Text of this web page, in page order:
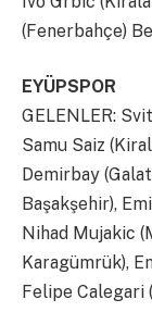
(Fenerbahçe)
EYÜPSPOR
GELENLER:
Samu Saiz
Demirbay
Başakşehir),
Nihad Mujakic
Karagümrük),
Felipe Calegari